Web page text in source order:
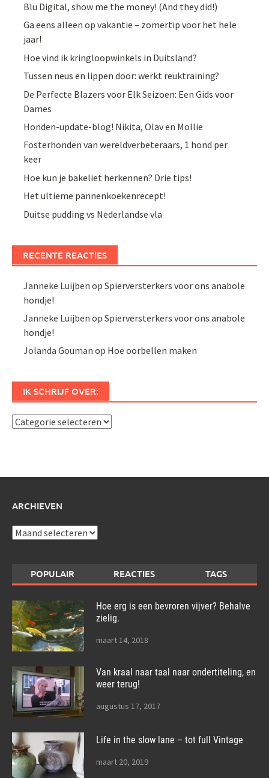
Blu Digital, show me the money! (And they did!)
Ga eens alleen op vakantie – zomertip voor het hele
jaar!
Hoe vind ik kringloopwinkels in Duitsland?
Tussen neus en lippen door: werkt reuktraining?
De Perfecte Blazers voor Elk Seizoen: Een Gids voor
Dames
Honden-update-blog! Nikita, Olav en Mollie
Fosterhonden van wereldverbeteraars, 1 hond per
keer
Hoe kun je bakeliet herkennen? Drie tips!
Het ultieme pannenkoekenrecept!
Duitse pudding vs Nederlandse vla
RECENTE REACTIES
Janneke Luijben opSpierversterkers voor ons anabole
hondje!
Janneke Luijben opSpierversterkers voor ons anabole
hondje!
Jolanda Gouman op Hoe oorbellen maken
IK SCHRIJF OVER:
Ik
ARCHIEVEN
Archieven
POPULAIR REACTIES TAGS
Hoe erg is een bevroren vijver? Behalve
zielig.
maart 14, 2018
Van kraal naar taal naar ondertiteling, en
weer terug!
augustus 17, 2017
Life in the slow lane – tot full Vintage
maart 20, 2019